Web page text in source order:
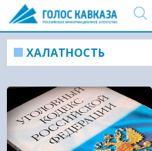
ХАЛАТНОСТЬ